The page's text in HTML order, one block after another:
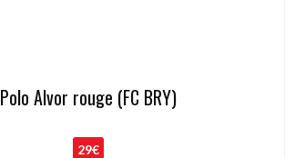
Polo Alvor rouge (FC BRY)
29€